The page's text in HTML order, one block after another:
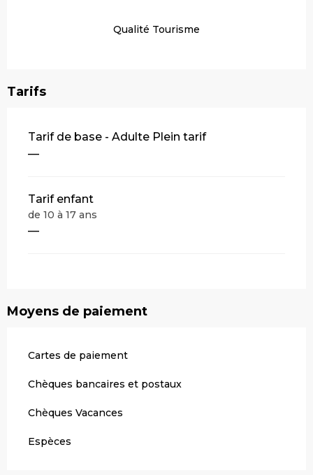
Qualité Tourisme
Tarifs
Tarifs 2026
Tarif de base - Adulte Plein tarif
—
Tarif enfant
de 10 à 17 ans
—
Moyens de paiement
Cartes de paiement
Chèques bancaires et postaux
Chèques Vacances
Espèces